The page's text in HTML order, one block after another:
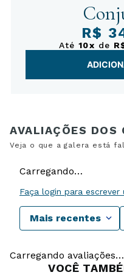
R$
Até10x de
Carregando…
Faça login para escrever
Mais recentes
Carregando avaliações…
VOCÊ